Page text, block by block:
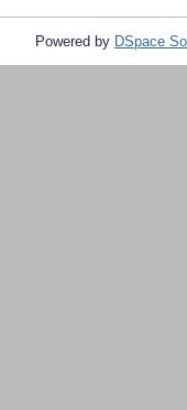
Powered by DSpace